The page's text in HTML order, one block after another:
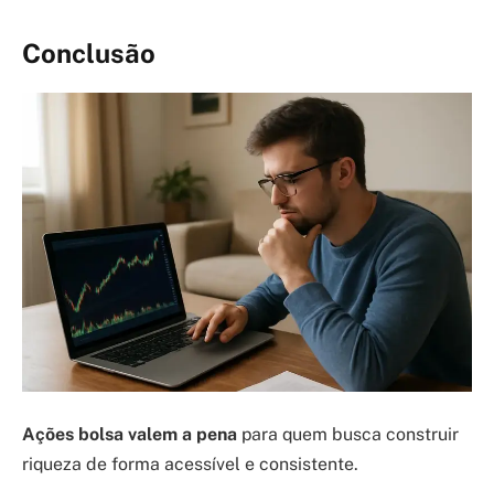
Conclusão
Ações bolsa valem a pena para quem busca construir
riqueza de forma acessível e consistente.